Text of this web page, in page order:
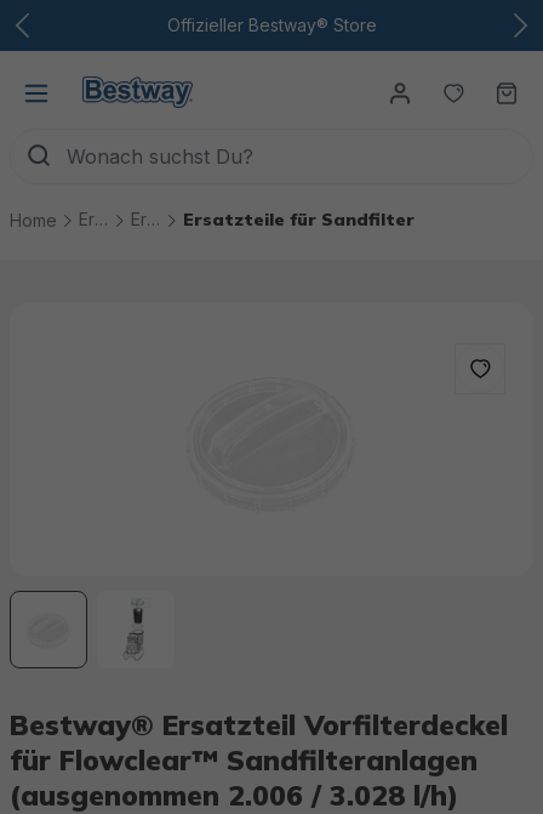
Zum Hauptinhalt Offizieller Bestway® Store
Du
Home Ersatzteile Ersatzteile Pool Technik Ersatzteile für Sandfilter
Bestway® Ersatzteil Vorfilterdeckel
für Flowclear™ Sandfilteranlagen
(ausgenommen 2.006 / 3.028 l/h)